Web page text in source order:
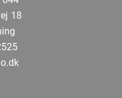
18